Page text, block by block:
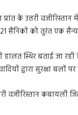
के उत्तरी
सैनिकों को तुरंत एक सैन्य
स्थिर बताई जा
द्वारा सुरक्षा बलों
वजीरिस्तान